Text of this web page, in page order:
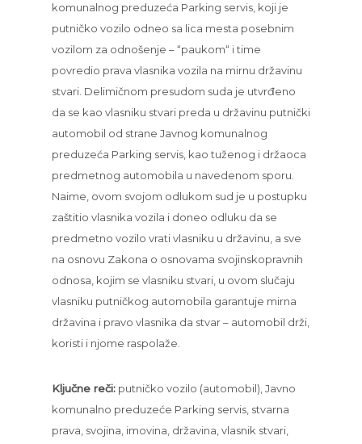
komunalnog preduzeća Parking servis, koji je
putničko vozilo odneo sa lica mesta posebnim
vozilom za odnošenje – “paukom“ i time
povredio prava vlasnika vozila na mirnu državinu
stvari. Delimičnom presudom suda je utvrđeno
da se kao vlasniku stvari preda u državinu putnički
automobil od strane Javnog komunalnog
preduzeća Parking servis, kao tuženog i držaoca
predmetnog automobila u navedenom sporu.
Naime, ovom svojom odlukom sud je u postupku
zaštitio vlasnika vozila i doneo odluku da se
predmetno vozilo vrati vlasniku u državinu, a sve
na osnovu Zakona o osnovama svojinskopravnih
odnosa, kojim se vlasniku stvari, u ovom slučaju
vlasniku putničkog automobila garantuje mirna
državina i pravo vlasnika da stvar – automobil drži,
koristi i njome raspolaže.
Ključne reči: putničko vozilo (automobil), Javno
komunalno preduzeće Parking servis, stvarna
prava, svojina, imovina, državina, vlasnik stvari,